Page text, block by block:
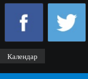
Календар